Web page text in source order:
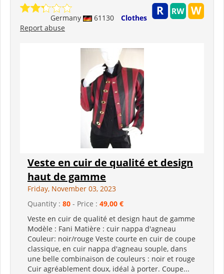
Germany 61130
Clothes
Report abuse
Veste en cuir de qualité et design
haut de gamme
Friday, November 03, 2023
Quantity : 80 - Price : 49,00 €
Veste en cuir de qualité et design haut de gamme
Modèle : Fani Matière : cuir nappa d'agneau
Couleur: noir/rouge Veste courte en cuir de coupe
classique, en cuir nappa d'agneau souple, dans
une belle combinaison de couleurs : noir et rouge
Cuir agréablement doux, idéal à porter. Coupe...